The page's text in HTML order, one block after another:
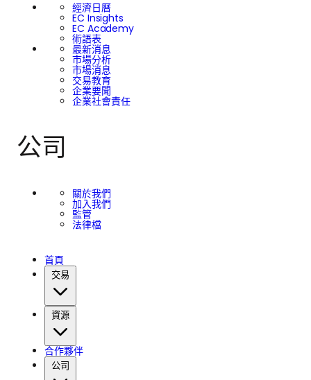
經濟日曆
EC Insights
EC Academy
術語表
最新消息
市場分析
市場消息
交易教育
企業要聞
企業社會責任
公司
關於我們
加入我們
監管
法律檔
首頁
交易
資源
合作夥伴
公司